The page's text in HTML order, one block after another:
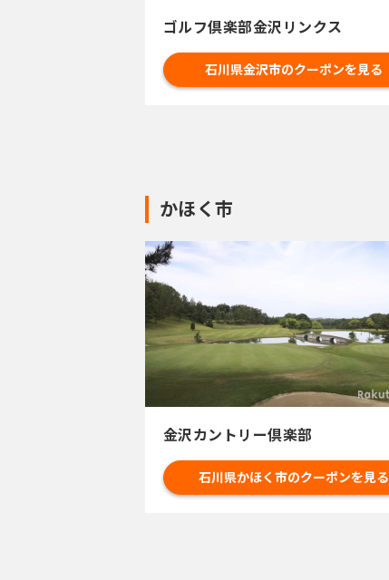
ゴルフ倶楽部金沢リンクス
石川県金沢市のクーポンを見る
かほく市
金沢カントリー倶楽部
石川県かほく市のクーポンを見る